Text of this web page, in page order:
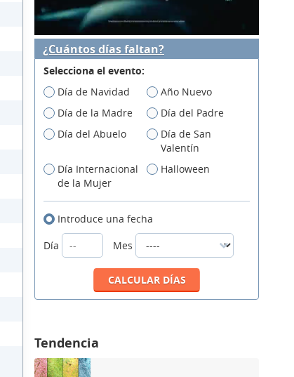
¿Cuántos días faltan?
Selecciona el evento:
Día de Navidad
Año Nuevo
Día de la Madre
Día del Padre
Día del Abuelo
Día de San
Valentín
Día Internacional
de la Mujer
Halloween
Introduce una fecha
Día
Mes
Tendencia